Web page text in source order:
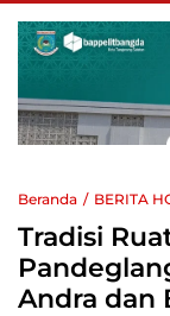
Beranda BERITA
Tradisi
Andra dan